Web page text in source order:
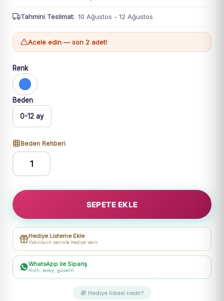
Tahmini Teslimat: 10 Ağustos - 12 Ağustos
Acele edin — son 2 adet!
Renk
Beden
0-12 ay
Beden Rehberi
Erkek
Under
The
Yazılı
Mama
Önlüğü
adet
SEPETE EKLE
Hediye Listeme Ekle
Yakınların seninle hediye verir
WhatsApp ile Sipariş
Hızlı, kolay, güvenli
🎁 Hediye listesi nedir?